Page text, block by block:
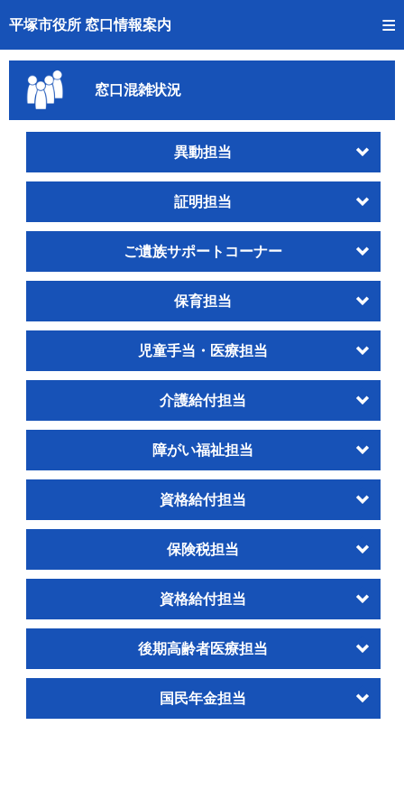
平塚市役所 窓口情報案内
トップページへ
ご利用方法
事前予約
窓口混雑状況
待ち状況確認
窓口混雑状況
異動担当
証明担当
ご遺族サポートコーナー
保育担当
児童手当・医療担当
介護給付担当
障がい福祉担当
資格給付担当
保険税担当
資格給付担当
後期高齢者医療担当
国民年金担当